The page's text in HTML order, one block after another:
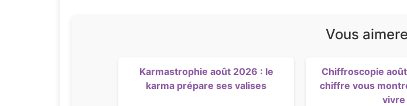
Vous
Karmastrophie août 2026 : le
karma prépare ses valises
Chiffroscopie
chiffre vous
vivre